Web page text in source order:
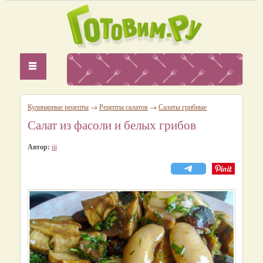
Кулинарные рецепты → Рецепты салатов → Салаты грибные
Салат из фасоли и белых грибов
Автор: iii